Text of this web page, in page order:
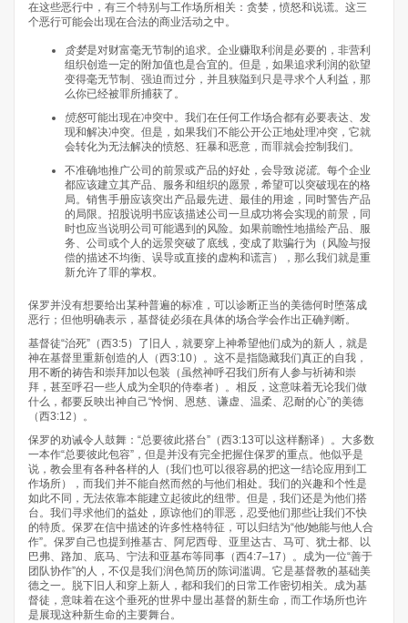
在这些恶行中，有三个特别与工作场所相关：贪婪，愤怒和说谎。这三
个恶行可能会出现在合法的商业活动之中。
贪婪是对财富毫无节制的追求。企业赚取利润是必要的，非营利
组织创造一定的附加值也是合宜的。但是，如果追求利润的欲望
变得毫无节制、强迫而过分，并且狭隘到只是寻求个人利益，那
么你已经被罪所捕获了。
愤怒可能出现在冲突中。我们在任何工作场合都有必要表达、发
现和解决冲突。但是，如果我们不能公开公正地处理冲突，它就
会转化为无法解决的愤怒、狂暴和恶意，而罪就会控制我们。
不准确地推广公司的前景或产品的好处，会导致说谎。每个企业
都应该建立其产品、服务和组织的愿景，希望可以突破现在的格
局。销售手册应该突出产品最先进、最佳的用途，同时警告产品
的局限。招股说明书应该描述公司一旦成功将会实现的前景，同
时也应当说明公司可能遇到的风险。如果前瞻性地描绘产品、服
务、公司或个人的远景突破了底线，变成了欺骗行为（风险与报
偿的描述不均衡、误导或直接的虚构和谎言），那么我们就是重
新允许了罪的掌权。
保罗并没有想要给出某种普遍的标准，可以诊断正当的美德何时堕落成
恶行；但他明确表示，基督徒必须在具体的场合学会作出正确判断。
基督徒“治死”（西3:5）了旧人，就要穿上神希望他们成为的新人，就是
神在基督里重新创造的人（西3:10）。这不是指隐藏我们真正的自我，
用不断的祷告和崇拜加以包装（虽然神呼召我们所有人参与祈祷和崇
拜，甚至呼召一些人成为全职的侍奉者）。相反，这意味着无论我们做
什么，都要反映出神自己“怜悯、恩慈、谦虚、温柔、忍耐的心”的美德
（西3:12）。
保罗的劝诫令人鼓舞：“总要彼此搭台”（西3:13可以这样翻译）。大多数
一本作“总要彼此包容”，但是并没有完全把握住保罗的重点。他似乎是
说，教会里有各种各样的人（我们也可以很容易的把这一结论应用到工
作场所），而我们并不能自然而然的与他们相处。我们的兴趣和个性是
如此不同，无法依靠本能建立起彼此的纽带。但是，我们还是为他们搭
台。我们寻求他们的益处，原谅他们的罪恶，忍受他们那些让我们不快
的特质。保罗在信中描述的许多性格特征，可以归结为“他/她能与他人合
作”。保罗自己也提到推基古、阿尼西母、亚里达古、马可、犹士都、以
巴弗、路加、底马、宁法和亚基布等同事（西4:7–17）。成为一位“善于
团队协作”的人，不仅是我们润色简历的陈词滥调。它是基督教的基础美
德之一。脱下旧人和穿上新人，都和我们的日常工作密切相关。成为基
督徒，意味着在这个垂死的世界中显出基督的新生命，而工作场所也许
是展现这种新生命的主要舞台。